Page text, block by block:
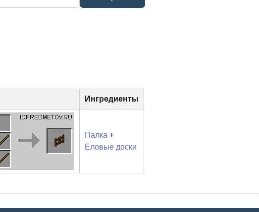
Ингредиенты
Палка +
Еловые доски